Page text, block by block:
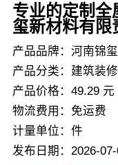
专业的定制全
玺新材料有限
产品品牌：河南锦
产品分类：建筑装
产品价格：49.29 元
物流费用：免运费
计量单位：件
发布日期：2026-